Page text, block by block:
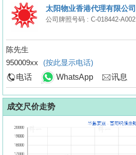
太阳物业香港代理有限公司
公司牌照号码 : C-018442-A002
陈先生
950009xx
(按此显示电话)
电话
WhatsApp 讯息
成交尺价走势